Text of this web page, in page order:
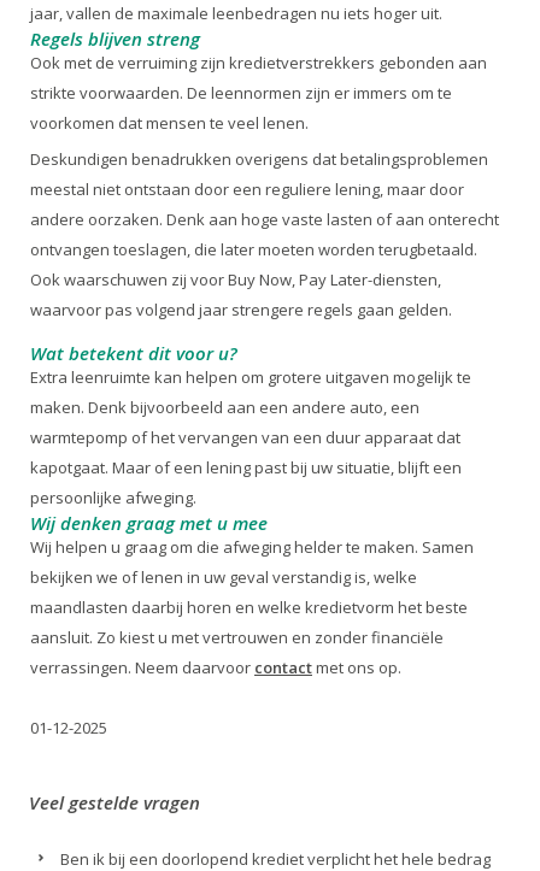
jaar, vallen de maximale leenbedragen nu iets hoger uit.
Regels blijven streng
Ook met de verruiming zijn kredietverstrekkers gebonden aan
strikte voorwaarden. De leennormen zijn er immers om te
voorkomen dat mensen te veel lenen.
Deskundigen benadrukken overigens dat betalingsproblemen
meestal niet ontstaan door een reguliere lening, maar door
andere oorzaken. Denk aan hoge vaste lasten of aan onterecht
ontvangen toeslagen, die later moeten worden terugbetaald.
Ook waarschuwen zij voor Buy Now, Pay Later-diensten,
waarvoor pas volgend jaar strengere regels gaan gelden.
Wat betekent dit voor u?
Extra leenruimte kan helpen om grotere uitgaven mogelijk te
maken. Denk bijvoorbeeld aan een andere auto, een
warmtepomp of het vervangen van een duur apparaat dat
kapotgaat. Maar of een lening past bij uw situatie, blijft een
persoonlijke afweging.
Wij denken graag met u mee
Wij helpen u graag om die afweging helder te maken. Samen
bekijken we of lenen in uw geval verstandig is, welke
maandlasten daarbij horen en welke kredietvorm het beste
aansluit. Zo kiest u met vertrouwen en zonder financiële
verrassingen. Neem daarvoor contactmet ons op.
01-12-2025
Veel gestelde vragen
Ben ik bij een doorlopend krediet verplicht het hele bedrag